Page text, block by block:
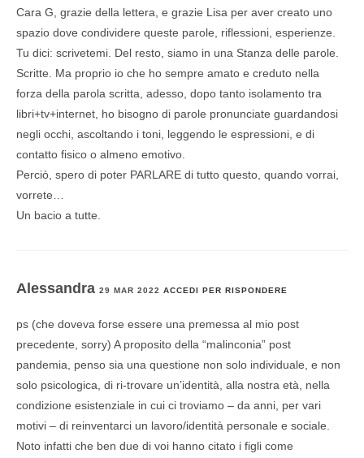
Cara G, grazie della lettera, e grazie Lisa per aver creato uno
spazio dove condividere queste parole, riflessioni, esperienze.
Tu dici: scrivetemi. Del resto, siamo in una Stanza delle parole.
Scritte. Ma proprio io che ho sempre amato e creduto nella
forza della parola scritta, adesso, dopo tanto isolamento tra
libri+tv+internet, ho bisogno di parole pronunciate guardandosi
negli occhi, ascoltando i toni, leggendo le espressioni, e di
contatto fisico o almeno emotivo.
Perciò, spero di poter PARLARE di tutto questo, quando vorrai,
vorrete…
Un bacio a tutte.
Alessandra 29 MAR 2022 ACCEDI PER RISPONDERE
ps (che doveva forse essere una premessa al mio post
precedente, sorry) A proposito della “malinconia” post
pandemia, penso sia una questione non solo individuale, e non
solo psicologica, di ri-trovare un’identità, alla nostra età, nella
condizione esistenziale in cui ci troviamo – da anni, per vari
motivi – di reinventarci un lavoro/identità personale e sociale.
Noto infatti che ben due di voi hanno citato i figli come